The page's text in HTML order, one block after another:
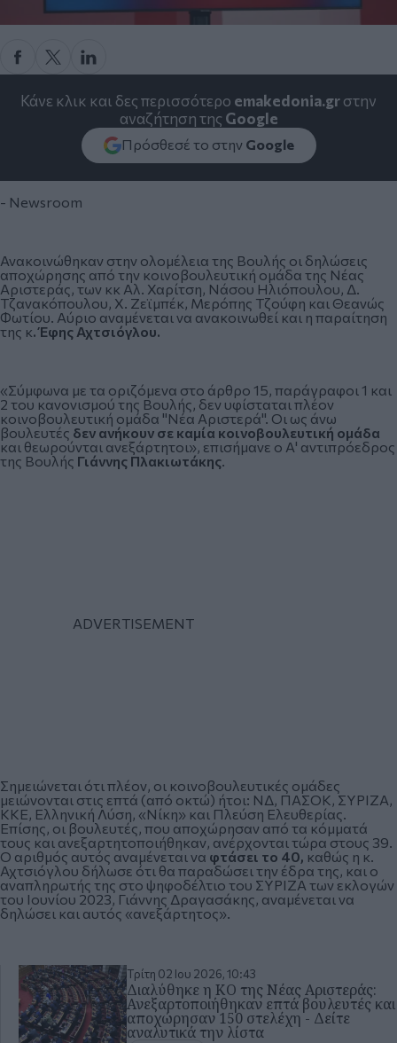
Κάνε κλικ και δες περισσότερο emakedonia.grστην
αναζήτηση της Google
Πρόσθεσέ το στην Google
- Newsroom
Ανακοινώθηκαν στην ολομέλεια της Βουλής οι δηλώσεις
αποχώρησης από την κοινοβουλευτική ομάδα της Νέας
Αριστεράς, των κκ Αλ. Χαρίτση, Νάσου Ηλιόπουλου, Δ.
Τζανακόπουλου, Χ. Ζεϊμπέκ, Μερόπης Τζούφη και Θεανώς
Φωτίου. Αύριο αναμένεται να ανακοινωθεί και η παραίτηση
της κ. Έφης Αχτσιόγλου.
«Σύμφωνα με τα οριζόμενα στο άρθρο 15, παράγραφοι 1 και
2 του κανονισμού της Βουλής, δεν υφίσταται πλέον
κοινοβουλευτική ομάδα "Νέα Αριστερά". Οι ως άνω
βουλευτές δεν ανήκουν σε καμία κοινοβουλευτική ομάδα
και θεωρούνται ανεξάρτητοι», επισήμανε ο Α' αντιπρόεδρος
της Βουλής Γιάννης Πλακιωτάκης.
Σημειώνεται ότι πλέον, οι κοινοβουλευτικές ομάδες
μειώνονται στις επτά (από οκτώ) ήτοι: ΝΔ, ΠΑΣΟΚ, ΣΥΡΙΖΑ,
ΚΚΕ, Ελληνική Λύση, «Νίκη» και Πλεύση Ελευθερίας.
Επίσης, οι βουλευτές, που αποχώρησαν από τα κόμματά
τους και ανεξαρτητοποιήθηκαν, ανέρχονται τώρα στους 39.
Ο αριθμός αυτός αναμένεται να φτάσει το 40, καθώς η κ.
Αχτσιόγλου δήλωσε ότι θα παραδώσει την έδρα της, και ο
αναπληρωτής της στο ψηφοδέλτιο του ΣΥΡΙΖΑ των εκλογών
του Ιουνίου 2023, Γιάννης Δραγασάκης, αναμένεται να
δηλώσει και αυτός «ανεξάρτητος».
Τρίτη 02 Ιου 2026, 10:43
Διαλύθηκε η ΚΟ της Νέας Αριστεράς:
Ανεξαρτοποιήθηκαν επτά βουλευτές και
αποχώρησαν 150 στελέχη - Δείτε
αναλυτικά την λίστα